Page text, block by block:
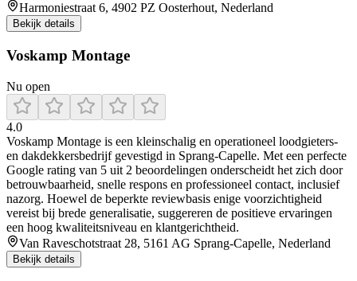
Harmoniestraat 6, 4902 PZ Oosterhout, Nederland
Bekijk details
Voskamp Montage
Nu open
4.0
Voskamp Montage is een kleinschalig en operationeel loodgieters-
en dakdekkersbedrijf gevestigd in Sprang‑Capelle. Met een perfecte
Google rating van 5 uit 2 beoordelingen onderscheidt het zich door
betrouwbaarheid, snelle respons en professioneel contact, inclusief
nazorg. Hoewel de beperkte reviewbasis enige voorzichtigheid
vereist bij brede generalisatie, suggereren de positieve ervaringen
een hoog kwaliteitsniveau en klantgerichtheid.
Van Raveschotstraat 28, 5161 AG Sprang-Capelle, Nederland
Bekijk details